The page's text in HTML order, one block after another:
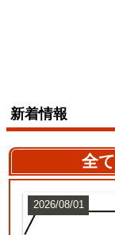
新着情報
全て
2026/08/01